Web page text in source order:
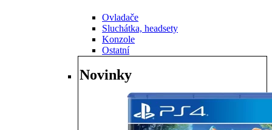
Ovladače
Sluchátka, headsety
Konzole
Ostatní
Novinky